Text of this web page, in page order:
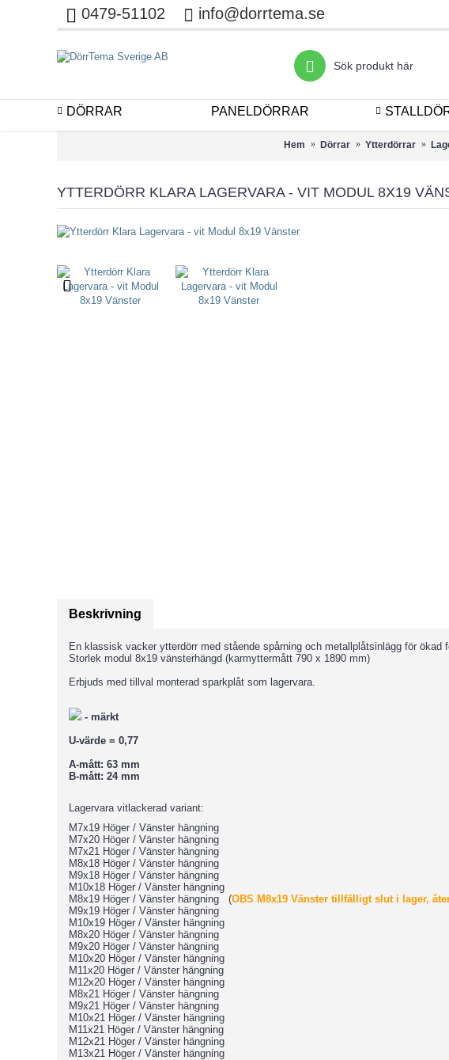
0479-51102 info@dorrtema.se
DÖRRAR PANELDÖRRAR
Hem Dörrar Ytterdörrar
YTTERDÖRR KLARA LAGERVARA - VIT MODUL 8X19
Beskrivning
En klassisk vacker ytterdörr med stående spårning och metallplåtsinlägg för ökad
Storlek modul 8x19 vänsterhängd (karmyttermått 790 x 1890 mm)
Erbjuds med tillval monterad sparkplåt som lagervara.
- märkt
U-värde = 0,77
A-mått: 63 mm
B-mått: 24 mm
Lagervara vitlackerad variant:
M7x19 Höger / Vänster hängning
M7x20 Höger / Vänster hängning
M7x21 Höger / Vänster hängning
M8x18 Höger / Vänster hängning
M9x18 Höger / Vänster hängning
M10x18 Höger / Vänster hängning
M8x19 Höger / Vänster hängning (OBS M8x19 Vänster tillfälligt slut i lager,
M9x19 Höger / Vänster hängning
M10x19 Höger / Vänster hängning
M8x20 Höger / Vänster hängning
M9x20 Höger / Vänster hängning
M10x20 Höger / Vänster hängning
M11x20 Höger / Vänster hängning
M12x20 Höger / Vänster hängning
M8x21 Höger / Vänster hängning
M9x21 Höger / Vänster hängning
M10x21 Höger / Vänster hängning
M11x21 Höger / Vänster hängning
M12x21 Höger / Vänster hängning
M13x21 Höger / Vänster hängning